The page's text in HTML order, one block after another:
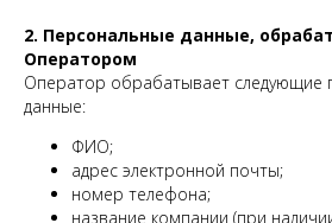
2. Персональные данные,
Оператором
Оператор обрабатывает следующие
данные:
ФИО;
адрес электронной почты;
номер телефона;
название компании (при